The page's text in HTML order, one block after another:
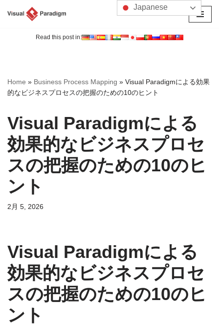
へ
ス
ッ
プ
Read this post in:
Home » Business Process Mapping » Visual Paradigmによる効果
的なビジネスプロセスの把握のための10のヒント
Visual Paradigmによる
効果的なビジネスプロセ
スの把握のための10のヒ
ント
2月 5, 2026
Visual Paradigmによる
効果的なビジネスプロセ
スの把握のための10のヒ
ント
Japanese